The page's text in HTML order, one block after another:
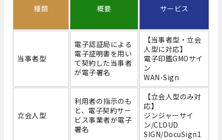
種類 概要 サービス
当事者型
電子認証局による
電子証明書を用い
て契約した当事者
が電子署名
【当事者型・立会
人型に対応】
電子印鑑GMOサイ
ン
WAN-Sign
立会人型
利用者の指示のも
と、電子契約サー
ビス事業者が電子
署名
【立会人型のみ対
応】
ジンジャーサイ
ン/CLOUD
SIGN/DocuSign1